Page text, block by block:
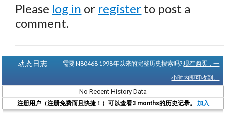
Please log in or register to post a
comment.
动态日志 需要 N80468 1998年以来的完整历史搜索吗?现在购买，一
小时内即可收到。
No Recent History Data
注册用户（注册免费而且快捷！）可以查看3 months的历史记录。 加入